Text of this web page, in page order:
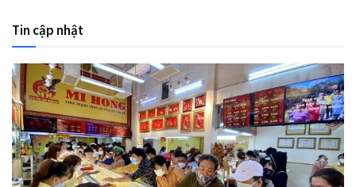
Tin cập nhật